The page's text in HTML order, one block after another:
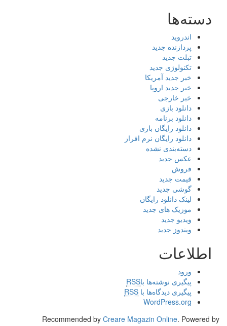
دسته‌ها
اندروید
پردازنده جدید
تبلت جدید
تکنولوژی جدید
خبر جدید آمریکا
خبر جدید اروپا
خبر خارجی
دانلود بازی
دانلود برنامه
دانلود رایگان بازی
دانلود رایگان نرم افراز
دسته‌بندی نشده
عکس جدید
فروش
قیمت جدید
گوشی جدید
لینک دانلود رایگان
موزیک های جدید
ویدیو جدید
ویندوز جدید
اطلاعات
ورود
پیگیری نوشته‌ها باRSS
پیگیری دیدگاه‌ها با RSS
WordPress.org
Recommended by Creare Magazin Online. Powered by